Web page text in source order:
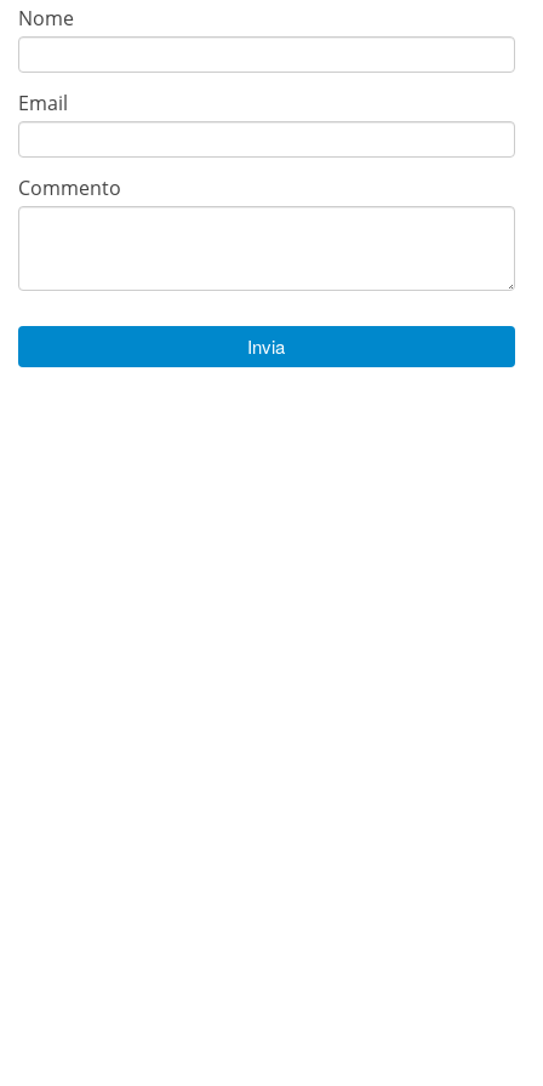
Nome
Email
Commento
Invia